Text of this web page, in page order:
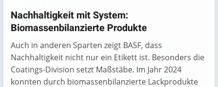
Nachhaltigkeit mit System:
Biomassenbilanzierte Produkte
Auch in anderen Sparten zeigt BASF, dass
Nachhaltigkeit nicht nur ein Etikett ist. Besonders die
Coatings-Division setzt Maßstäbe. Im Jahr 2024
konnten durch biomassenbilanzierte Lackprodukte